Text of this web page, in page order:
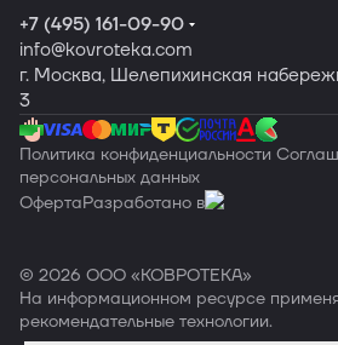
+7 (495) 161-09-90
info@kovroteka.com
г. Москва, Шелепихинская
3
Политика конфиденциальности
персональных данных
ОфертаРазработано в
© 2026 ООО «КОВРОТЕКА»
На информационном ресурсе
рекомендательные технологии.